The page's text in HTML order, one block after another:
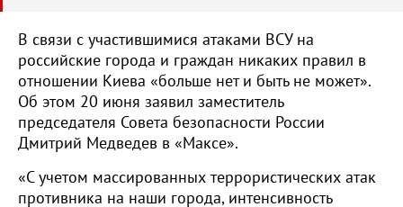
В связи с участившимися атаками ВСУ на
российские города и граждан никаких правил в
отношении Киева «больше нет и быть не может».
Об этом 20 июня заявил заместитель
председателя Совета безопасности России
Дмитрий Медведев в «Максе».
«С учетом массированных террористических атак
противника на наши города, интенсивность